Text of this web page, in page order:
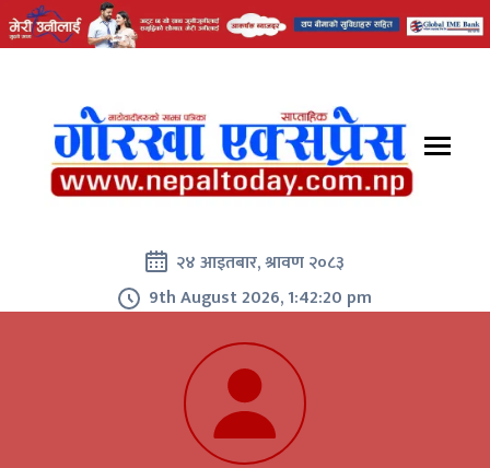
२४ आइतबार, श्रावण २०८३
9th August 2026, 1:42:21 pm